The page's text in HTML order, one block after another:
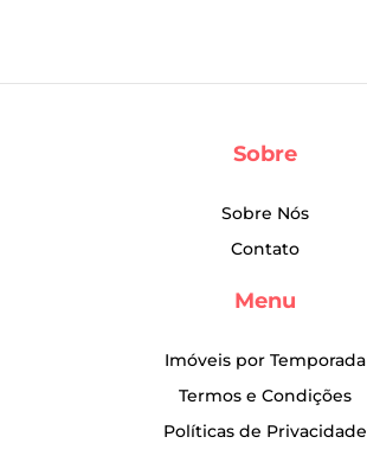
Sobre
Sobre Nós
Contato
Menu
Imóveis por Temporada
Termos e Condições
Políticas de Privacidade